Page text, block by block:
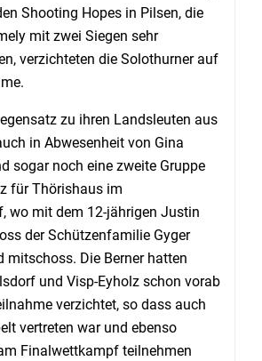
Shooting Hopes in Pilsen, die
mit zwei Siegen sehr
verzichteten die Solothurner auf
zu ihren Landsleuten aus
in Abwesenheit von Gina
sogar noch eine zweite Gruppe
für Thörishaus im
wo mit dem 12-jährigen Justin
der Schützenfamilie Gyger
mitschoss. Die Berner hatten
und Visp-Eyholz schon vorab
verzichtet, so dass auch
vertreten war und ebenso
Finalwettkampf teilnehmen